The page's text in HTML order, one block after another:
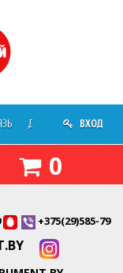
ДОСТАВКА О
ВХОД
0
+375(29)585-79-